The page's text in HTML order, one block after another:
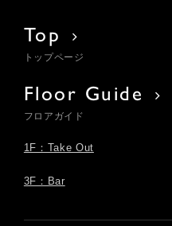
Top
トップページ
Floor Guide
フロアガイド
1F：Take Out
3F：Bar